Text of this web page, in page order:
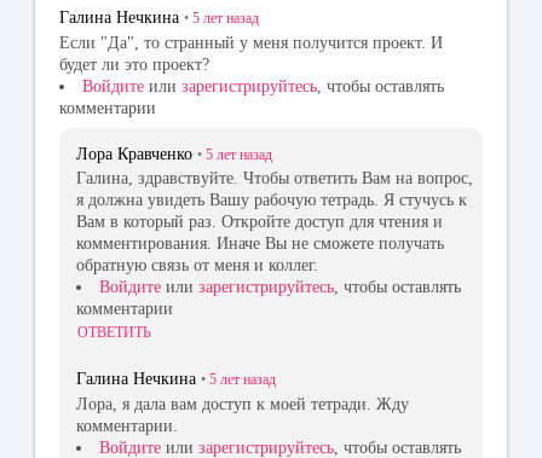
Галина Нечкина • 5 лет назад
Если "Да", то странный у меня получится проект. И
будет ли это проект?
Войдите или зарегистрируйтесь , чтобы оставлять
комментарии
Лора Кравченко • 5 лет назад
Галина, здравствуйте. Чтобы ответить Вам на вопрос,
я должна увидеть Вашу рабочую тетрадь. Я стучусь к
Вам в который раз. Откройте доступ для чтения и
комментирования. Иначе Вы не сможете получать
обратную связь от меня и коллег.
Войдите или зарегистрируйтесь, чтобы оставлять
комментарии
ОТВЕТИТЬ
Галина Нечкина • 5 лет назад
Лора, я дала вам доступ к моей тетради. Жду
комментарии.
Войдите или зарегистрируйтесь , чтобы оставлять